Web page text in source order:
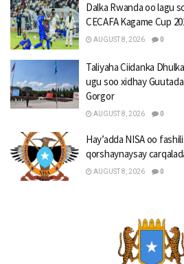
Dalka Rwanda oo lagu
CECAFA Kagame Cup
AUGUST 8, 2026 0
Taliyaha Ciidanka
ugu soo xidhay
Gorgor
AUGUST 8, 2026 0
Hay’adda NISA oo
qorshaynaysay
AUGUST 8, 2026 0